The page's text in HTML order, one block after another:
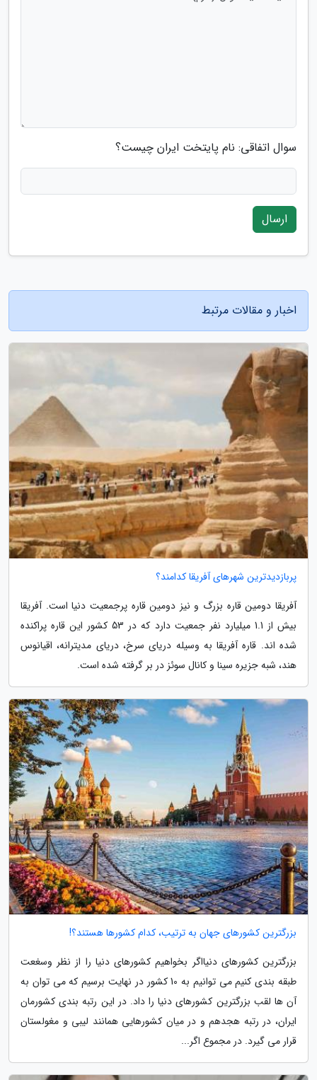
سوال اتفاقی: نام پایتخت ایران چیست؟
ارسال
اخبار و مقالات مرتبط
پربازدیدترین شهرهای آفریقا کدامند؟
آفریقا دومین قاره بزرگ و نیز دومین قاره پرجمعیت دنیا است. آفریقا
بیش از 1.1 میلیارد نفر جمعیت دارد که در 53 کشور این قاره پراکنده
شده اند. قاره آفریقا به وسیله دریای سرخ، دریای مدیترانه، اقیانوس
هند، شبه جزیره سینا و کانال سوئز در بر گرفته شده است.
بزرگترین کشورهای جهان به ترتیب، کدام کشورها هستند؟!
بزرگترین کشورهای دنیااگر بخواهیم کشورهای دنیا را از نظر وسغعت
طبقه بندی کنیم می توانیم به 10 کشور در نهایت برسیم که می توان به
آن ها لقب بزرگترین کشورهای دنیا را داد. در این رتبه بندی کشورمان
ایران، در رتبه هجدهم و در میان کشورهایی همانند لیبی و مغولستان
قرار می گیرد. در مجموع اگر...